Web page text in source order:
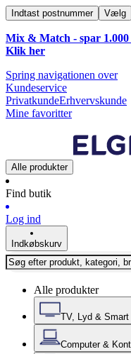
Indtast postnummer Vælg
Mix & Match - spar
Klik her
Spring navigationen over
Kundeservice
PrivatkundeErhvervskunde
Mine favoritter
Alle produkter
Find butik
Log ind
Indkøbskurv
Alle produkter
TV, Lyd & Smart
Computer &